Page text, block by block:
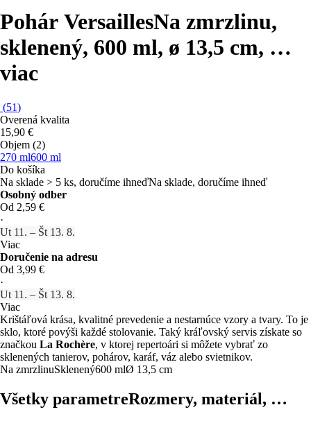
Pohár VersaillesNa zmrzlinu,
sklenený, 600 ml, ø 13,5 cm, …
viac
(51)
Overená kvalita
15,90 €
Objem (2)
270 ml600 ml
Do košíka
Na sklade > 5 ks, doručíme ihneďNa sklade, doručíme ihneď
Osobný odber
Od 2,59 €
·
Ut 11. – Št 13. 8.
Viac
Doručenie na adresu
Od 3,99 €
·
Ut 11. – Št 13. 8.
Viac
Krištáľová krása, kvalitné prevedenie a nestarnúce vzory a tvary. To je
sklo, ktoré povýši každé stolovanie. Taký kráľovský servis získate so
značkou La Rochère, v ktorej repertoári si môžete vybrať zo
sklenených tanierov, pohárov, karáf, váz alebo svietnikov.
Na zmrzlinuSklenený600 mlØ 13,5 cm
Všetky parametreRozmery, materiál, …